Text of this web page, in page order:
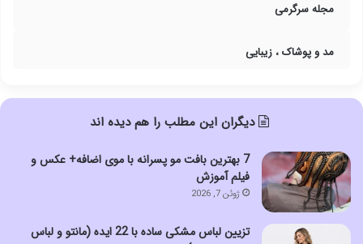
مجله سرگرمی
مد و پوشاک ، زیبایی
دیگران این مطلب را هم دیده اند
7 بهترین بافت مو پسرانه با موی اضافه+ عکس و
فیلم آموزش
ژوئن 7, 2026
تزیین لباس مشکی ساده با 22 ایده (مانتو و لباس